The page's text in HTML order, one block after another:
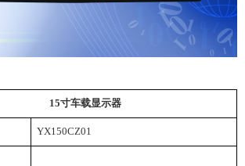
15寸车载显示器
YX150CZ01